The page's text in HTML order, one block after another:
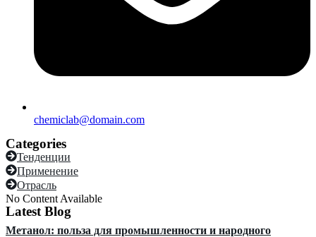
chemiclab@domain.com
Categories
Тенденции
Применение
Отрасль
No Content Available
Latest Blog
Метанол: польза для промышленности и народного